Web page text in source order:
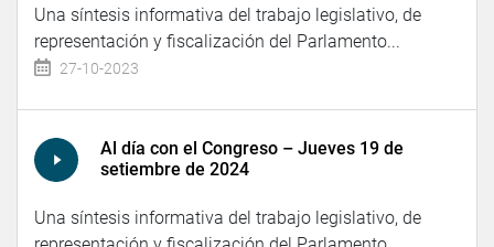
Una síntesis informativa del trabajo legislativo, de
representación y fiscalización del Parlamento...
27-10-2023
Al día con el Congreso – Jueves 19 de
setiembre de 2024
Una síntesis informativa del trabajo legislativo, de